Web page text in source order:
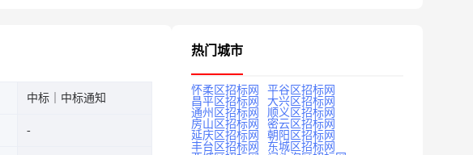
中标｜中标通知
热门城市
怀柔区招标网
平谷区招标网
昌平区招标网
大兴区招标网
通州区招标网
顺义区招标网
房山区招标网
密云区招标网
延庆区招标网
朝阳区招标网
丰台区招标网
东城区招标网